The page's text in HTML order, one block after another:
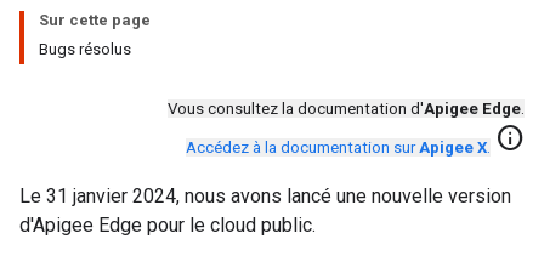
Sur cette page
Bugs résolus
Vous consultez la documentation d'Apigee Edge.
Accédez à la documentation surApigee X. info
Le 31 janvier 2024, nous avons lancé une nouvelle version
d'Apigee Edge pour le cloud public.